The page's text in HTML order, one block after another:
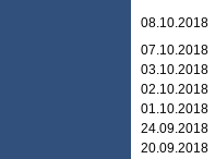
08.10.2018
07.10.2018
03.10.2018
02.10.2018
01.10.2018
24.09.2018
20.09.2018